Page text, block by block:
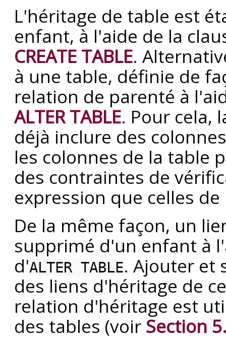
L'héritage de table est
enfant, à l'aide de la
CREATE TABLE.
à une table, définie de
relation de parenté à
ALTER TABLE. Pour cela,
déjà inclure des
les colonnes de la table
des contraintes de
expression que celles
De la même façon, un
supprimé d'un enfant à
d'ALTER TABLE. Ajouter et
des liens d'héritage de
relation d'héritage est
des tables (voir Section